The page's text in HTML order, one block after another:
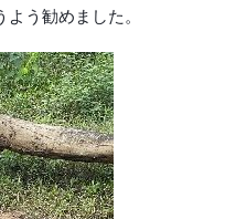
う勧めました。